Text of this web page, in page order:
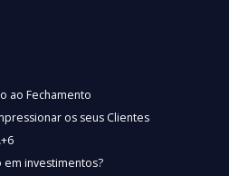
ao Fechamento
os seus Clientes
em investimentos?